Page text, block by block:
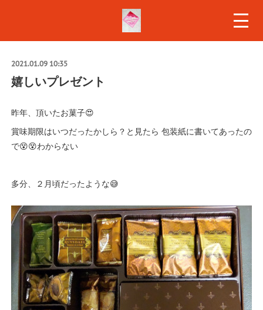
2021.01.09 10:35
嬉しいプレゼント
昨年、頂いたお菓子😍
賞味期限はいつだったかしら？と見たら 包装紙に書いてあったの
で😵😵わからない
多分、２月頃だったような😅